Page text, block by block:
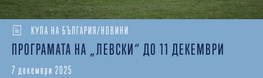
КУПА НА БЪЛГАРИЯ/НОВИНИ
ПРОГРАМАТА НА „ЛЕВСКИ“ ДО 11 ДЕКЕМВРИ
7 декември 2025